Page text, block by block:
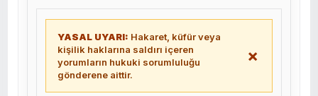
YASAL UYARI: Hakaret, küfür veya
kişilik haklarına saldırı içeren
yorumların hukuki sorumluluğu
gönderene aittir.
×